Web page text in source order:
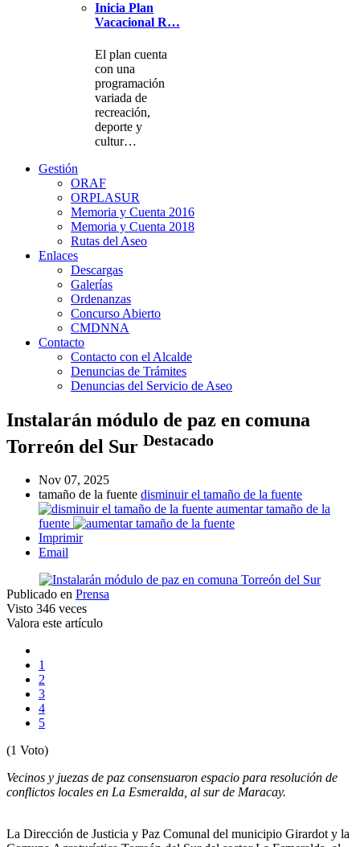
Inicia Plan
Vacacional R…
El plan cuenta
con una
programación
variada de
recreación,
deporte y
cultur…
Gestión
ORAF
ORPLASUR
Memoria y Cuenta 2016
Memoria y Cuenta 2018
Rutas del Aseo
Enlaces
Descargas
Galerías
Ordenanzas
Concurso Abierto
CMDNNA
Contacto
Contacto con el Alcalde
Denuncias de Trámites
Denuncias del Servicio de Aseo
Instalarán módulo de paz en comuna
Torreón del Sur Destacado
Nov 07, 2025
tamaño de la fuente disminuir el tamaño de la fuente
aumentar tamaño de la
fuente
Imprimir
Email
Publicado en Prensa
Visto 346 veces
Valora este artículo
1
2
3
4
5
(1 Voto)
Vecinos y juezas de paz consensuaron espacio para resolución de
conflictos locales en La Esmeralda, al sur de Maracay.
La Dirección de Justicia y Paz Comunal del municipio Girardot y la